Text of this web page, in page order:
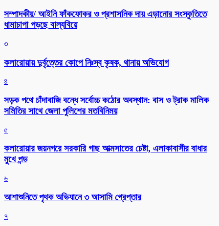
সম্পাদকীয়/ আইনি ফাঁকফোকর ও প্রশাসনিক দায় এড়ানোর সংস্কৃতিতে
ধামাচাপা পড়ছে বাল্যবিয়ে
৩
কলারোয়ায় দুর্বৃত্তের কোপে নিঃস্ব কৃষক, থানায় অভিযোগ
৪
সড়ক পথে চাঁদাবাজি বন্ধে সর্বোচ্চ কঠোর অবস্থান: বাস ও ট্রাক মালিক
সমিতির সাথে জেলা পুলিশের মতবিনিময়
৫
কলারোয়ার জয়নগরে সরকারি গাছ আত্মসাতের চেষ্টা, এলাকাবাসীর বাধার
মুখে পন্ড
৬
আশাশুনিতে পৃথক অভিযানে ৩ আসামি গ্রেপ্তার
৭